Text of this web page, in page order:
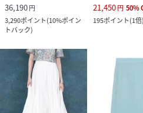
36,190円
3,290ポイント(10%ポイン
トバック)
21,450円 50%
195ポイント(1倍)